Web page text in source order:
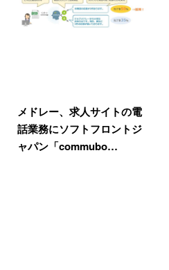
メドレー、求人サイトの電
話業務にソフトフロントジ
ャパン「commubo…